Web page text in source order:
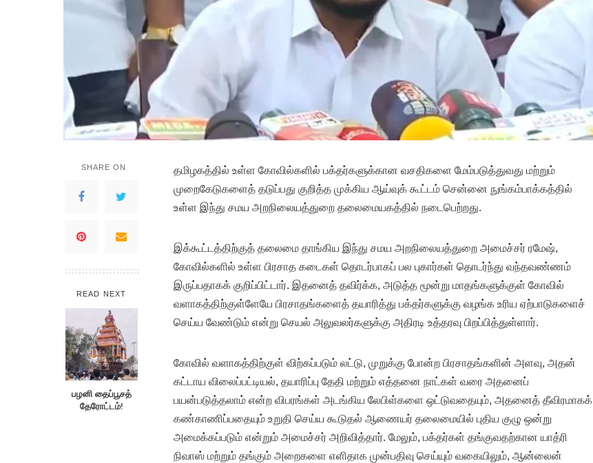
SHARE ON
READ NEXT
பழனி தைப்பூசத்
தேரோட்டம்!
தமிழகத்தில் உள்ள கோவில்களில் பக்தர்களுக்கான வசதிகளை மேம்படுத்துவது மற்றும்
முறைகேடுகளைத் தடுப்பது குறித்த முக்கிய ஆய்வுக் கூட்டம் சென்னை நுங்கம்பாக்கத்தில்
உள்ள இந்து சமய அறநிலையத்துறை தலைமையகத்தில் நடைபெற்றது.
இக்கூட்டத்திற்குத் தலைமை தாங்கிய இந்து சமய அறநிலையத்துறை அமைச்சர் ரமேஷ்,
கோவில்களில் உள்ள பிரசாத கடைகள் தொடர்பாகப் பல புகார்கள் தொடர்ந்து வந்தவண்ணம்
இருப்பதாகக் குறிப்பிட்டார். இதனைத் தவிர்க்க, அடுத்த மூன்று மாதங்களுக்குள் கோவில்
வளாகத்திற்குள்ளேயே பிரசாதங்களைத் தயாரித்து பக்தர்களுக்கு வழங்க உரிய ஏற்பாடுகளைச்
செய்ய வேண்டும் என்று செயல் அலுவலர்களுக்கு அதிரடி உத்தரவு பிறப்பித்துள்ளார்.
கோவில் வளாகத்திற்குள் விற்கப்படும் லட்டு, முறுக்கு போன்ற பிரசாதங்களின் அளவு, அதன்
கட்டாய விலைப்பட்டியல், தயாரிப்பு தேதி மற்றும் எத்தனை நாட்கள் வரை அதனைப்
பயன்படுத்தலாம் என்ற விபரங்கள் அடங்கிய லேபிள்களை ஒட்டுவதையும், அதனைத் தீவிரமாகக்
கண்காணிப்பதையும் உறுதி செய்ய கூடுதல் ஆணையர் தலைமையில் புதிய குழு ஒன்று
அமைக்கப்படும் என்றும் அமைச்சர் அறிவித்தார். மேலும், பக்தர்கள் தங்குவதற்கான யாத்ரி
நிவாஸ் மற்றும் தங்கும் அறைகளை எளிதாக முன்பதிவு செய்யும் வகையிலும், ஆன்லைன்